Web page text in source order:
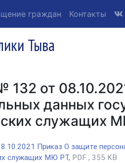
граждан Контакты
Тыва
132 от
данных
служащих
Приказ О защите
служащих МЮ РТ, PDF , 355 KB